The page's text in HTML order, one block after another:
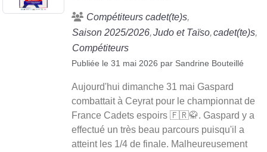
Compétiteurs cadet(te)s
Saison 2025/2026 Judo et Taïso cadet(te)s
Compétiteurs
Publiée le 31 mai 2026 par Sandrine Bouteillé
Aujourd'hui dimanche 31 mai Gaspard
combattait à Ceyrat pour le championnat de
France Cadets espoirs 🇫🇷🥋. Gaspard y a
effectué un très beau parcours puisqu'il a
atteint les 1/4 de finale. Malheureusement